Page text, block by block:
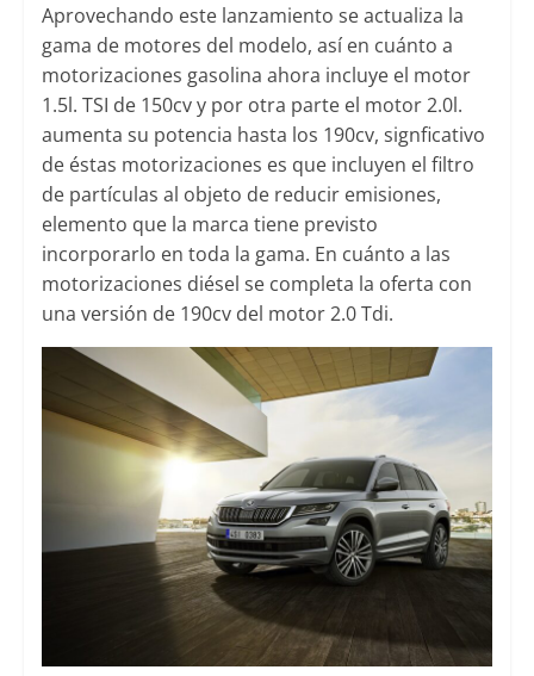
Aprovechando este lanzamiento se actualiza la
gama de motores del modelo, así en cuánto a
motorizaciones gasolina ahora incluye el motor
1.5l. TSI de 150cv y por otra parte el motor 2.0l.
aumenta su potencia hasta los 190cv, signficativo
de éstas motorizaciones es que incluyen el filtro
de partículas al objeto de reducir emisiones,
elemento que la marca tiene previsto
incorporarlo en toda la gama. En cuánto a las
motorizaciones diésel se completa la oferta con
una versión de 190cv del motor 2.0 Tdi.